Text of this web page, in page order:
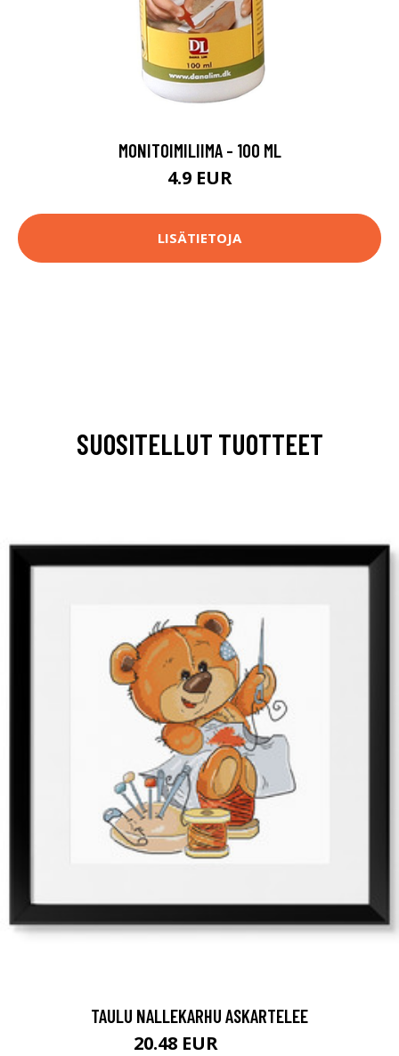
MONITOIMILIIMA - 100 ML
4.9 EUR
LISÄTIETOJA
SUOSITELLUT TUOTTEET
TAULU NALLEKARHU ASKARTELEE
20.48 EUR